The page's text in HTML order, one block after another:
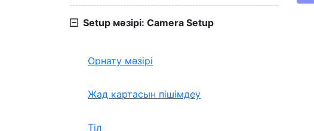
Setup мәзірі: Camera Setup
Орнату мәзірі
Жад картасын пішімдеу
Тіл